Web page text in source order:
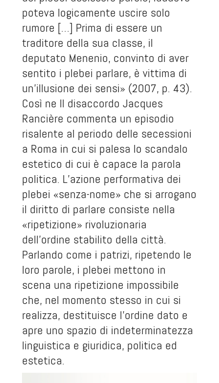
poteva logicamente uscire solo
rumore […] Prima di essere un
traditore della sua classe, il
deputato Menenio, convinto di aver
sentito i plebei parlare, è vittima di
un’illusione dei sensi» (2007, p. 43).
Così ne Il disaccordo Jacques
Rancière commenta un episodio
risalente al periodo delle secessioni
a Roma in cui si palesa lo scandalo
estetico di cui è capace la parola
politica. L’azione performativa dei
plebei «senza-nome» che si arrogano
il diritto di parlare consiste nella
«ripetizione» rivoluzionaria
dell’ordine stabilito della città.
Parlando come i patrizi, ripetendo le
loro parole, i plebei mettono in
scena una ripetizione impossibile
che, nel momento stesso in cui si
realizza, destituisce l’ordine dato e
apre uno spazio di indeterminatezza
linguistica e giuridica, politica ed
estetica.